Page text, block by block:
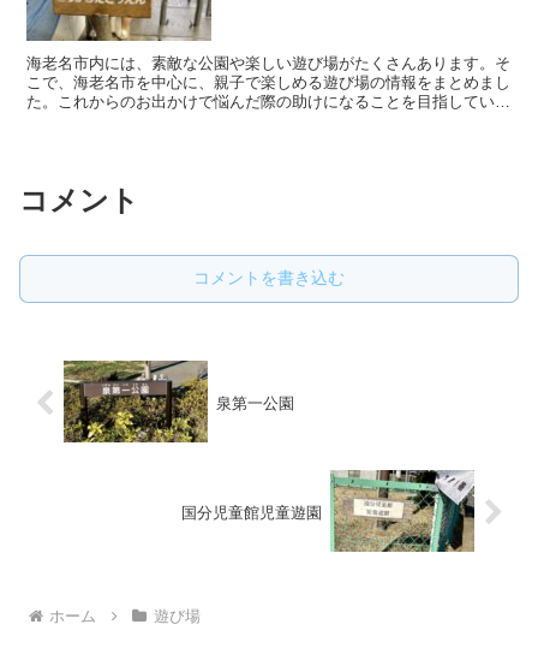
海老名市内には、素敵な公園や楽しい遊び場がたくさんあります。そ
こで、海老名市を中心に、親子で楽しめる遊び場の情報をまとめまし
た。これからのお出かけで悩んだ際の助けになることを目指していま
コメント
コメントを書き込む
泉第一公園
国分児童館児童遊園
ホーム 遊び場